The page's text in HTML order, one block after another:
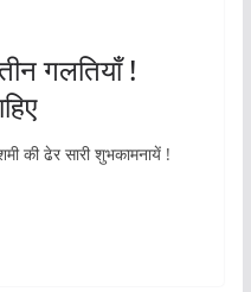
गलतियाँ !
की ढेर सारी शुभकामनायें !